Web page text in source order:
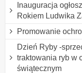
Inauguracja
Rokiem Ludwika
Promowanie
Dzień Ryby -
traktowania ryb w
świątecznym